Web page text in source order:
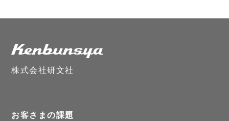
株式会社研文社
お客さまの課題